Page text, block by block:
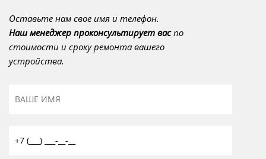
Оставьте нам свое имя и телефон.
Наш менеджер проконсультирует васпо
стоимости и сроку ремонта вашего
устройства.